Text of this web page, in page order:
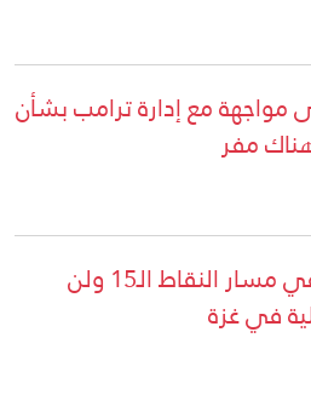
مع إدارة ترامب بشأن
مفر
إعلام العدو: لن ندخل في مسار النقاط الـ15 ولن
في غزة